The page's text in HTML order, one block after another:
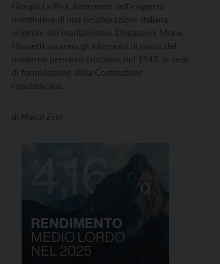
Giorgio La Pira, interprete dell'esigenza
montiniana di una rielaborazione italiana
originale del maritainismo. Degasperi, Moro,
Dossetti saranno gli interpreti di punta del
moderno pensiero cristiano, nel 1947, in sede
di formulazione della Costituzione
repubblicana.
di Marco Zeni